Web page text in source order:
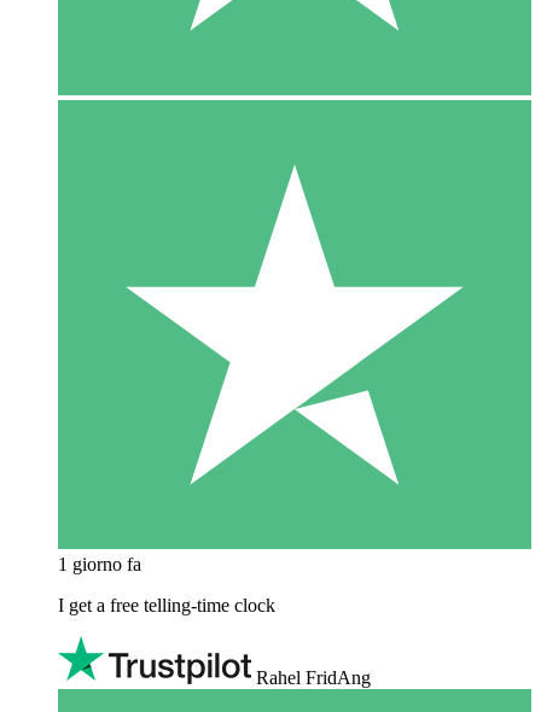
1 giorno fa
I get a free telling-time clock
Rahel FridAng